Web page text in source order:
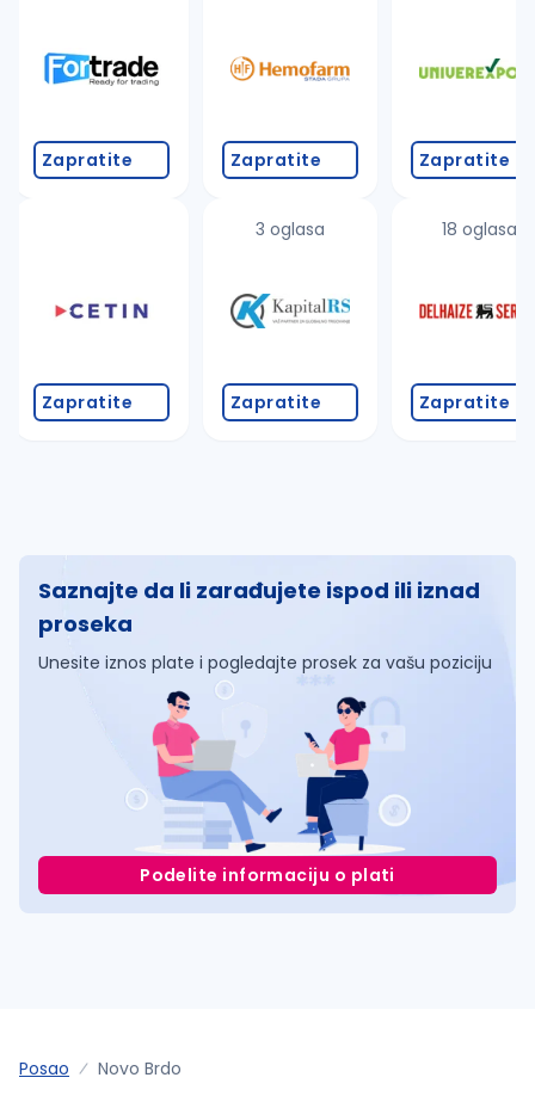
Zapratite
Zapratite
Zapratite
3 oglasa
Zapratite
Zapratite
18 oglasa
Zapratite
Saznajte da li zarađujete ispod ili iznad
proseka
Unesite iznos plate i pogledajte prosek za vašu poziciju
Podelite informaciju o plati
Posao Novo Brdo